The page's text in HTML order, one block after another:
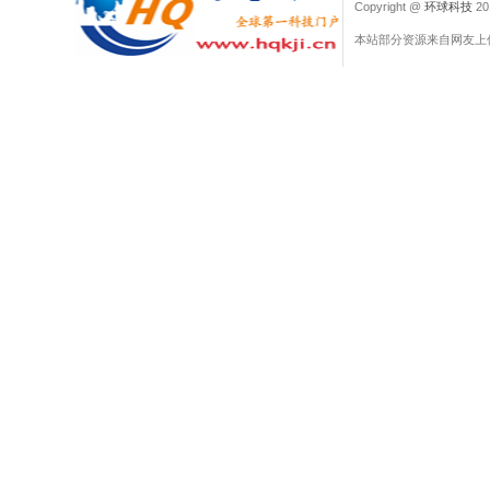
Copyright @ 环球科技
本站部分资源来自网友